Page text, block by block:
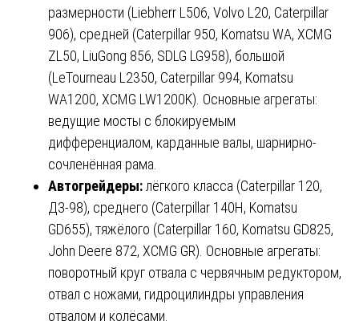
размерности (Liebherr L506, Volvo L20, Caterpillar
906), средней (Caterpillar 950, Komatsu WA, XCMG
ZL50, LiuGong 856, SDLG LG958), большой
(LeTourneau L2350, Caterpillar 994, Komatsu
WA1200, XCMG LW1200K). Основные агрегаты:
ведущие мосты с блокируемым
дифференциалом, карданные валы, шарнирно-
сочленённая рама.
Автогрейдеры: лёгкого класса (Caterpillar 120,
ДЗ-98), среднего (Caterpillar 140H, Komatsu
GD655), тяжёлого (Caterpillar 160, Komatsu GD825,
John Deere 872, XCMG GR). Основные агрегаты:
поворотный круг отвала с червячным редуктором,
отвал с ножами, гидроцилиндры управления
отвалом и колёсами.